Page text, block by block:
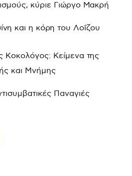
κύριε Γιώργο Μακρή
και η κόρη του Λοΐζου
Κοκολόγος: Κείμενα της
και Μνήμης
Παναγιές